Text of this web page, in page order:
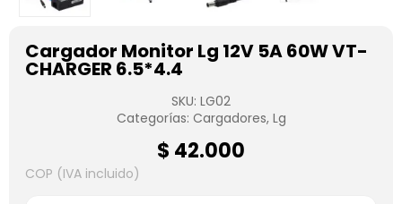
Cargador Monitor Lg 12V 5A 60W VT-
CHARGER 6.5*4.4
SKU: LG02
Categorías: Cargadores, Lg
$ 42.000
COP (IVA incluido)